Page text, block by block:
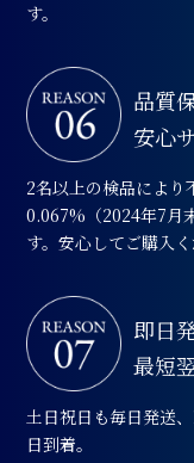
す。
品質
安心
2名以上の検品により
0.067%（2024年7月
す。安心してご購入く
即日
最短
土日祝日も毎日発送
日到着。